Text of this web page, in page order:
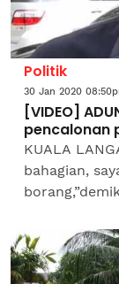
Politik
30 Jan 2020
[VIDEO]
pencalonan
KUALA
bahagian,
ketika